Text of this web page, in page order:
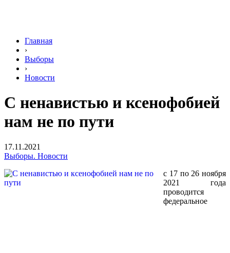
Главная
›
Выборы
›
Новости
С ненавистью и ксенофобией
нам не по пути
17.11.2021
Выборы. Новости
с 17 по 26 ноября
2021 года
проводится
федеральное